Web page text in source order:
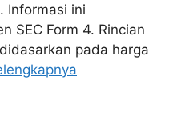
Informasi ini
SEC Form 4. Rincian
pada harga